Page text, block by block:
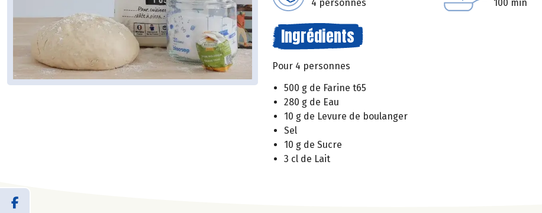
4 personnes 100 min
Ingrédients
Pour 4 personnes
500 g de Farine t65
280 g de Eau
10 g de Levure de boulanger
Sel
10 g de Sucre
3 cl de Lait